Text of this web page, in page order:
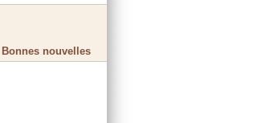
Bonnes nouvelles